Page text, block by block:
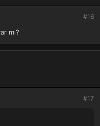
#16
mı?
#17